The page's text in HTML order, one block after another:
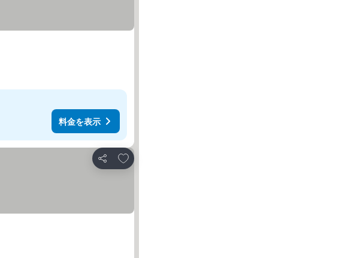
料金を表示
シェア
お気に入りに追加